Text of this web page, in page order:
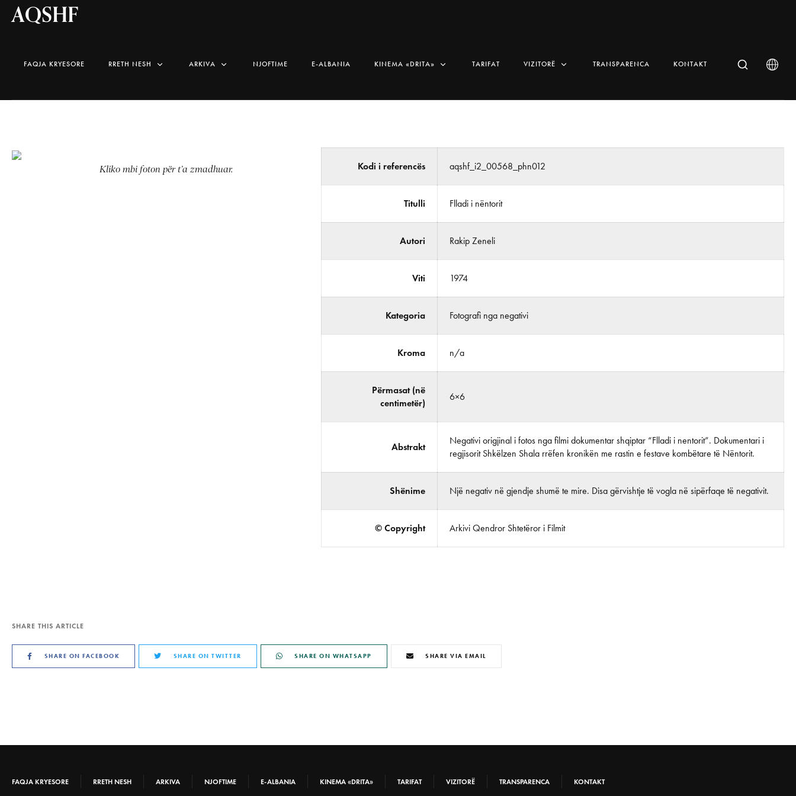
AQSHF
FAQJA KRYESORE RRETH NESH ARKIVA NJOFTIME E-ALBANIA KINEMA «DRITA» TARIFAT VIZITORË TRANSPARENCA KONTAKT
Kliko mbi foton për t’a zmadhuar. Kodi i referencës aqshf_i2_00568_phn012
Titulli Flladi i nëntorit
Autori Rakip Zeneli
Viti 1974
Kategoria Fotografi nga negativi
Kroma n/a
Përmasat (në
centimetër)
6×6
Abstrakt
Negativi origjinal i fotos nga filmi dokumentar shqiptar “Flladi i nentorit”. Dokumentari i
regjisorit Shkëlzen Shala rrëfen kronikën me rastin e festave kombëtare të Nëntorit.
Shënime Një negativ në gjendje shumë te mire. Disa gërvishtje të vogla në sipërfaqe të negativit.
© Copyright Arkivi Qendror Shtetëror i Filmit
SHARE THIS ARTICLE
SHARE ON FACEBOOK SHARE ON TWITTER SHARE ON WHATSAPP SHARE VIA EMAIL
FAQJA KRYESORE RRETH NESH ARKIVA NJOFTIME E-ALBANIA KINEMA «DRITA» TARIFAT VIZITORË TRANSPARENCA KONTAKT